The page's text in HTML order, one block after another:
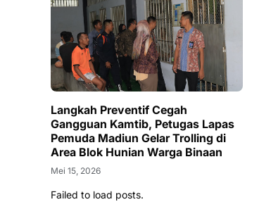
Langkah Preventif Cegah
Gangguan Kamtib, Petugas Lapas
Pemuda Madiun Gelar Trolling di
Area Blok Hunian Warga Binaan
Mei 15, 2026
Failed to load posts.